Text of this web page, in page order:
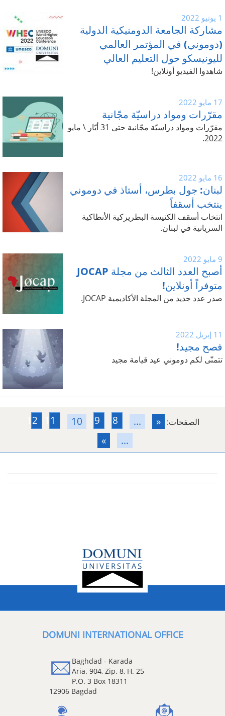
1 يونيو 2022
مشاركة الجامعة الدومنيكية الدولية
(دوموني) في المؤتمر العالمي
لليونيسكو حول التعليم العالي
شاهدوا الفيديو أونلاين!
17 مايو 2022
مقرّرات ومواد دراسيّة مجّانية
مقرّرات ومواد دراسيّة مجّانية حتى 31 أيّار \ مايو
2022.
16 مايو 2022
لبنان: جول بطرس، أستاذ في دوموني
ينتخب أسقفاً
انتخاب أسقف الكنيسة البطريركية الأنطاكية
السريانية في لبنان.
9 مايو 2022
أصبح العدد الثالث من مجلة JOCAP
متوفراً أونلاين!
صدر عدد جديد من المجلة الأكاديمية JOCAP.
11 إبريل 2022
فصح مجيد!
تتمنّى لكم دوموني عيد قيامة مجيد
الصفحات: «
...
8
9
10
11
12
...
»
DOMUNI INTERNATIONAL OFFICE
Baghdad - Karada
Aria. 904, Zip. 8, H. 25
P.O. 3 Box 18311
12906 Bagdad